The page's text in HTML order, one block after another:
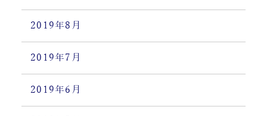
2019年8月
2019年7月
2019年6月